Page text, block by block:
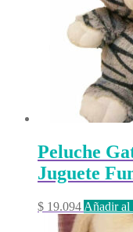
Peluche
Juguete
$ 19.094 Añadir al